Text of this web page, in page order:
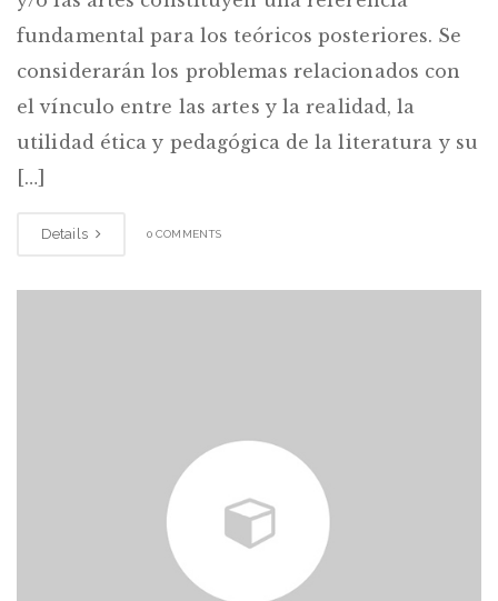
fundamental para los teóricos posteriores. Se
considerarán los problemas relacionados con
el vínculo entre las artes y la realidad, la
utilidad ética y pedagógica de la literatura y su
[…]
Details 0 COMMENTS